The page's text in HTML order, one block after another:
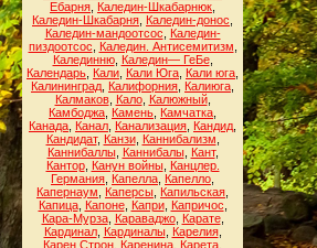
Ебарня Каледин-Шкабарнюк
Каледин-Шкабарня Каледин-донос
Каледин-мандоотсос
Каледин-
пиздоотсос
Каледин. Антисемитизм
Калединню, Каледин— ГеБе,
Календарь Кали Кали Юга Кали юга
Калининград Калифорния Калиюга
Калмаков, Кало, Калюжный,
Камбоджа Камень Камчатка
Канада Канал Канализация Кандид
Кандидат, Канзи, Каннибализм
Каннибаллы, Каннибалы, Кант,
Кантор, Канун войны, Канцлер.
Германия Капелла Капелло
Капернаум
Каперсы Капильская
Капица, Капоне, Капри, Капричос
Кара-Мурза, Караваджо, Карате,
Кардинал, Кардиналы, Карелия,
Карен Строн Каренина Карета